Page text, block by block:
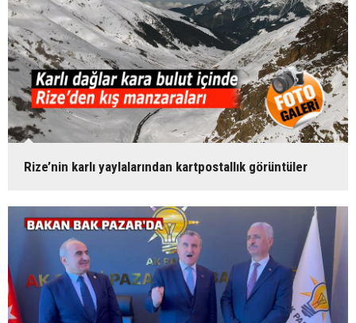
Rize’nin karlı yaylalarından kartpostallık görüntüler